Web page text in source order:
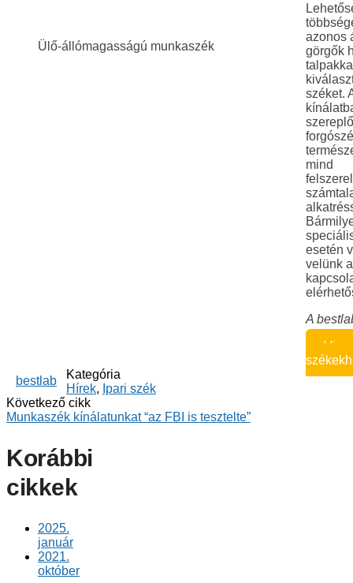
Ülő-állómagasságú munkaszék
azonos
görgők
széket.
szereplő
mind
esetén
velünk a
A
bestlab
Kategória
Hírek, Ipari szék
Következő cikk
Munkaszék kínálatunkat “az FBI is tesztelte”
Korábbi
cikkek
2025.
január
2021.
október